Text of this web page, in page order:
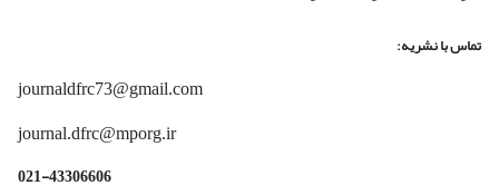
تماس با نشریه:
journaldfrc73@gmail.com
journal.dfrc@mporg.ir
021-43306606